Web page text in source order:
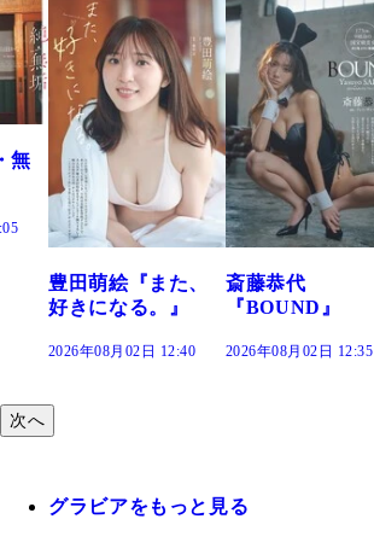
斎藤恭代
『BOUND』
2026年08月02日 12:35
咲田ゆな
『Sunflower』
2026年08月02日 12:30
次へ
グラビアをもっと見る